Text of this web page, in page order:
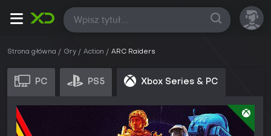
Wszystkie
Strona główna Gry Action ARC Raiders
PC PS5 Xbox Series & PC